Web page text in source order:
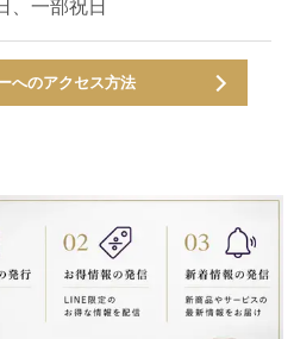
、一部祝日
へのアクセス方法